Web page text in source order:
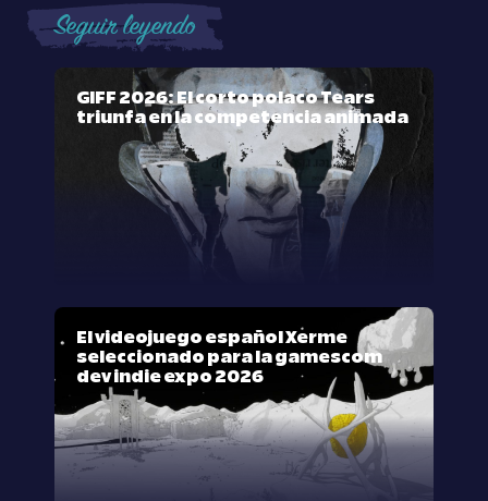
Seguir leyendo
GIFF 2026: El corto polaco Tears
triunfa en la competencia animada
El videojuego español Xerme
seleccionado para la gamescom
dev indie expo 2026